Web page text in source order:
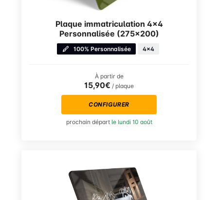
Plaque immatriculation 4×4
Personnalisée (275×200)
100% Personnalisée 4x4
À partir de
15,90€ / plaque
CONFIGURER
prochain départ le lundi 10 août